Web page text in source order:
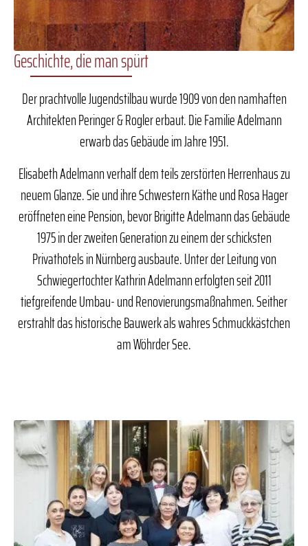
Geschichte, die man spürt
Der prachtvolle Jugendstilbau wurde 1909 von den namhaften
Architekten Peringer & Rogler erbaut. Die Familie Adelmann
erwarb das Gebäude im Jahre 1951.
Elisabeth Adelmann verhalf dem teils zerstörten Herrenhaus zu
neuem Glanze. Sie und ihre Schwestern Käthe und Rosa Hager
eröffneten eine Pension, bevor Brigitte Adelmann das Gebäude
1975 in der zweiten Generation zu einem der schicksten
Privathotels in Nürnberg ausbaute. Unter der Leitung von
Schwiegertochter Kathrin Adelmann erfolgten seit 2011
tiefgreifende Umbau- und Renovierungsmaßnahmen. Seither
erstrahlt das historische Bauwerk als wahres Schmuckkästchen
am Wöhrder See.